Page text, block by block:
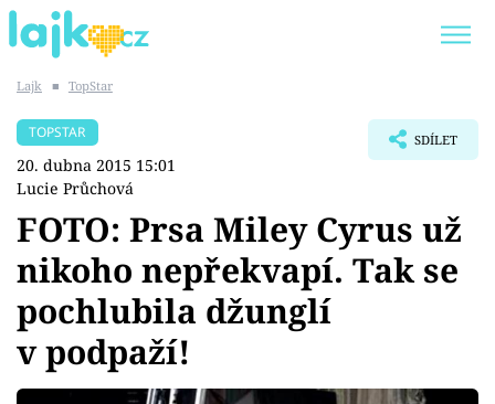
SHOPAHOLICADEL
Témata
Showbyznys
Youtubeři
Lajk ■ TopStar
TOPSTAR
20. dubna 2015 15:01
Lucie Průchová
SDÍLET
FOTO: Prsa Miley Cyrus už
nikoho nepřekvapí. Tak se
pochlubila džunglí
v podpaží!